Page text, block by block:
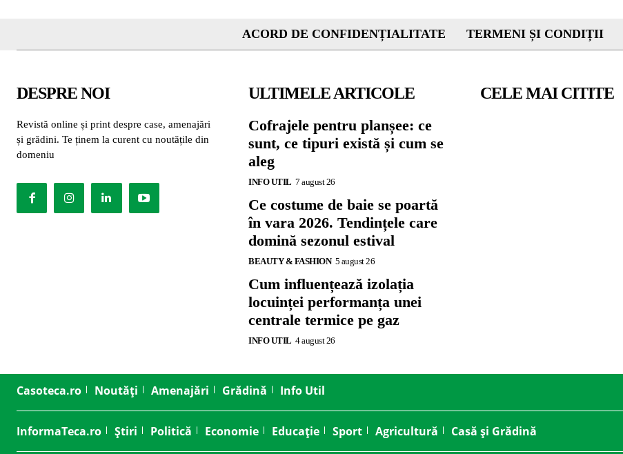
ACORD DE CONFIDENȚIALITATE TERMENI ȘI CONDIȚII
DESPRE NOI
Revistă online și print despre case, amenajări
și grădini. Te ținem la curent cu noutățile din
domeniu
ULTIMELE ARTICOLE
Cofrajele pentru planșee: ce
sunt, ce tipuri există și cum se
aleg
INFO UTIL 7 august 26
Ce costume de baie se poartă
în vara 2026. Tendințele care
domină sezonul estival
BEAUTY & FASHION 5 august 26
Cum influențează izolația
locuinței performanța unei
centrale termice pe gaz
INFO UTIL 4 august 26
CELE MAI CITITE
Casoteca.ro Noutăți Amenajări Grădină Info Util
InformaTeca.ro Știri Politică Economie Educație Sport Agricultură Casă și Grădină